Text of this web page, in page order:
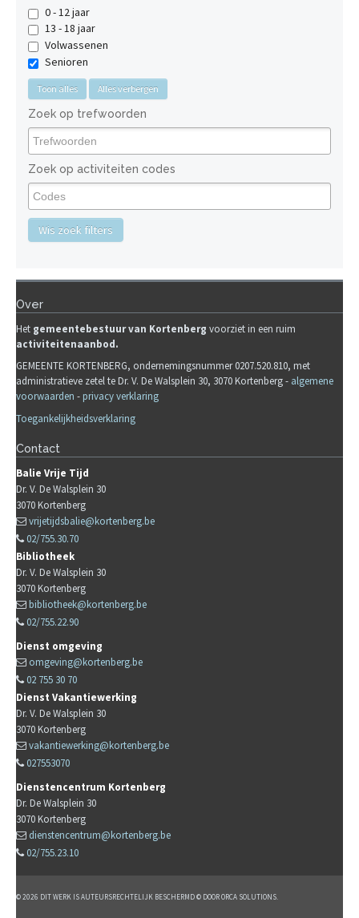
0 - 12 jaar
13 - 18 jaar
Volwassenen
Senioren
Toon alles Alles verbergen
Zoek op trefwoorden
Zoek op activiteiten codes
Wis zoek filters
Over
Het gemeentebestuur van Kortenberg voorziet in een ruim
activiteitenaanbod.
GEMEENTE KORTENBERG, ondernemingsnummer 0207.520.810, met
administratieve zetel te Dr. V. De Walsplein 30, 3070 Kortenberg - algemene
voorwaarden -privacy verklaring
Toegankelijkheidsverklaring
Contact
Balie Vrije Tijd
Dr. V. De Walsplein 30
3070Kortenberg
vrijetijdsbalie@kortenberg.be
02/755.30.70
Bibliotheek
Dr. V. De Walsplein 30
3070Kortenberg
bibliotheek@kortenberg.be
02/755.22.90
Dienst omgeving
omgeving@kortenberg.be
02 755 30 70
Dienst Vakantiewerking
Dr. V. De Walsplein 30
3070Kortenberg
vakantiewerking@kortenberg.be
027553070
Dienstencentrum Kortenberg
Dr. De Walsplein 30
3070Kortenberg
dienstencentrum@kortenberg.be
02/755.23.10
© 2026 DIT WERK IS AUTEURSRECHTELIJK BESCHERMD © DOOR ORCA SOLUTIONS.